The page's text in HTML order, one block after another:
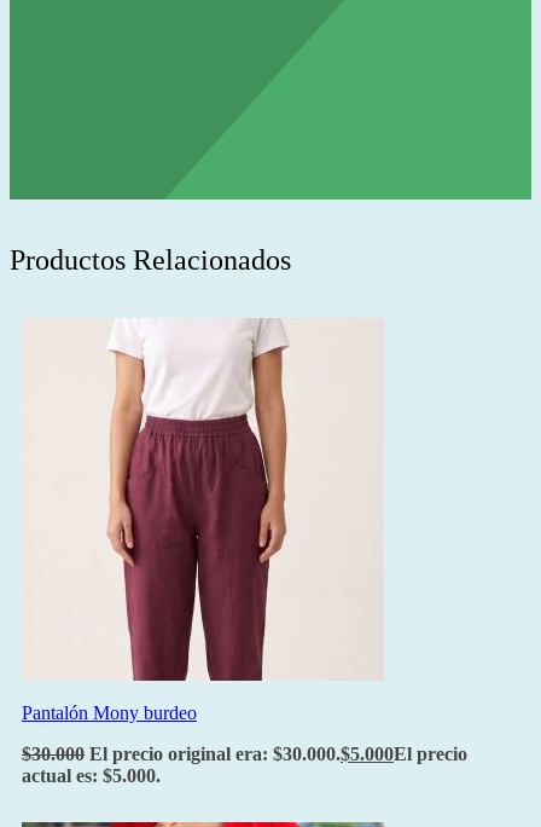
Productos Relacionados
Pantalón Mony burdeo
$30.000 El precio original era: $30.000.$5.000El precio
actual es: $5.000.